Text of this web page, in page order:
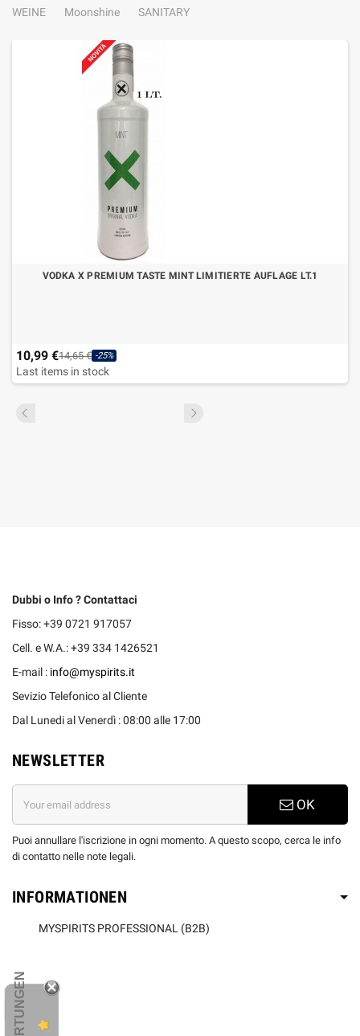
WEINE
Moonshine SANITARY
VODKA X PREMIUM TASTE MINT LIMITIERTE AUFLAGE LT.1
10,99 €14,65 € -25%
Last items in stock
Dubbi o Info ? Contattaci
Fisso: +39 0721 917057
Cell. e W.A.: +39 334 1426521
E-mail : info@myspirits.it
Sevizio Telefonico al Cliente
Dal Lunedi al Venerdì : 08:00 alle 17:00
NEWSLETTER
OK
Puoi annullare l'iscrizione in ogni momento. A questo scopo, cerca le info
di contatto nelle note legali.
INFORMATIONEN
MYSPIRITS PROFESSIONAL (B2B)